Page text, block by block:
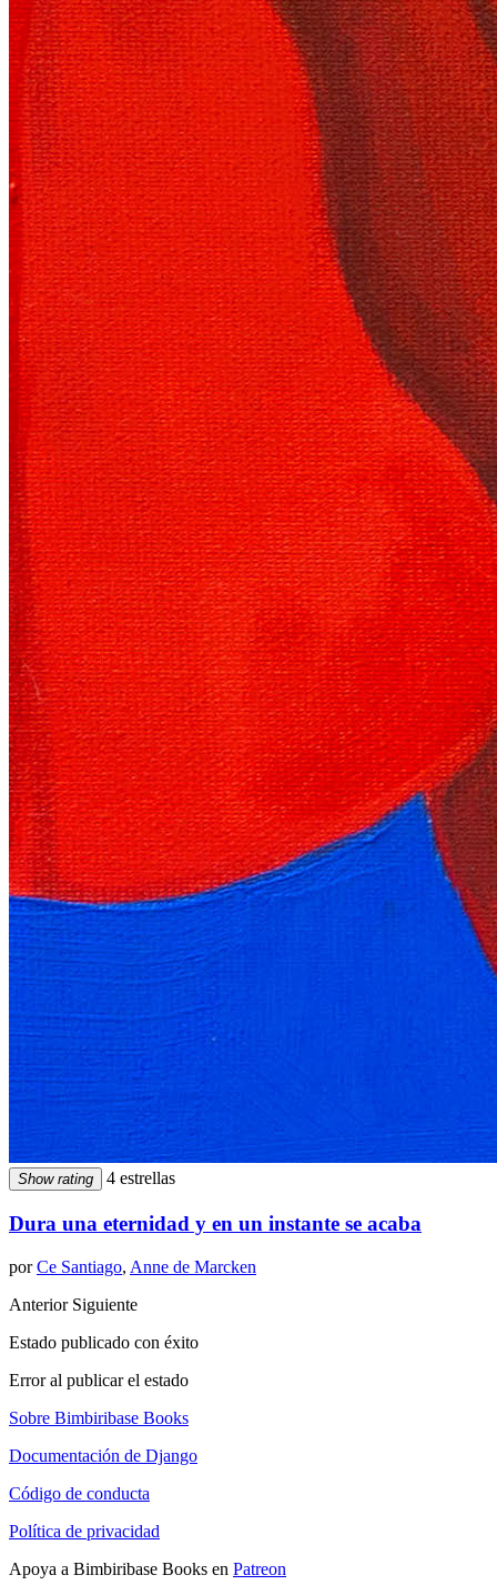
Show rating 4 estrellas
Dura una eternidad y en un instante se acaba
porCe Santiago, Anne de Marcken
Anterior Siguiente
Estado publicado con éxito
Error al publicar el estado
Sobre Bimbiribase Books
Documentación de Django
Código de conducta
Política de privacidad
Apoya a Bimbiribase Books en Patreon